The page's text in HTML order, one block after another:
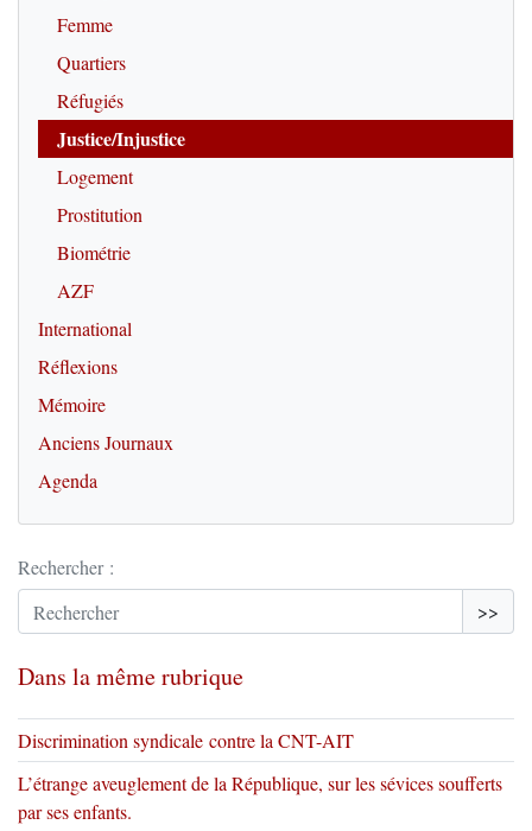
Femme
Quartiers
Réfugiés
Justice/Injustice
Logement
Prostitution
Biométrie
AZF
International
Réflexions
Mémoire
Anciens Journaux
Agenda
Rechercher :
>>
Dans la même rubrique
Discrimination syndicale contre la CNT-AIT
L’étrange aveuglement de la République, sur les sévices soufferts
par ses enfants.